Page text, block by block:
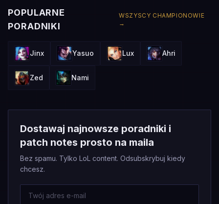
POPULARNE
PORADNIKI
WSZYSCY CHAMPIONOWIE
→
Jinx Yasuo Lux Ahri
Zed Nami
Dostawaj najnowsze poradniki i
patch notes prosto na maila
Bez spamu. Tylko LoL content. Odsubskrybuj kiedy
chcesz.